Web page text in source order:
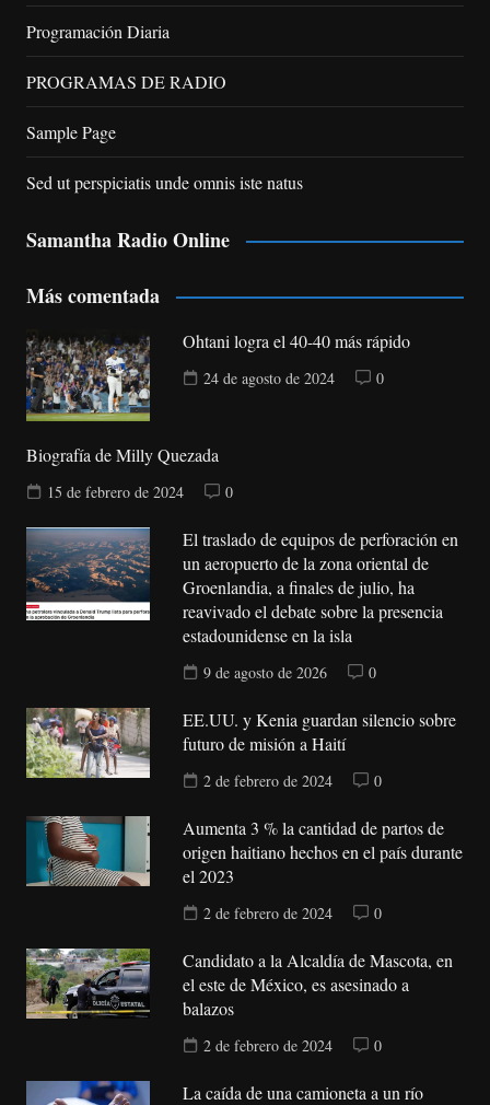
Programación Diaria
PROGRAMAS DE RADIO
Sample Page
Sed ut perspiciatis unde omnis iste natus
Samantha Radio Online
Más comentada
Ohtani logra el 40-40 más rápido
24 de agosto de 2024 0
Biografía de Milly Quezada
15 de febrero de 2024 0
El traslado de equipos de perforación en
un aeropuerto de la zona oriental de
Groenlandia, a finales de julio, ha
reavivado el debate sobre la presencia
estadounidense en la isla
9 de agosto de 2026 0
EE.UU. y Kenia guardan silencio sobre
futuro de misión a Haití
2 de febrero de 2024 0
Aumenta 3 % la cantidad de partos de
origen haitiano hechos en el país durante
el 2023
2 de febrero de 2024 0
Candidato a la Alcaldía de Mascota, en
el este de México, es asesinado a
balazos
2 de febrero de 2024 0
La caída de una camioneta a un río